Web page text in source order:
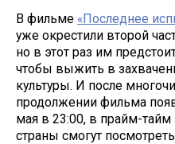
В фильме «Последнее
уже окрестили второй
но в этот раз им
чтобы выжить в
культуры. И после
продолжении фильма
мая в 23:00, в прайм-тайм
страны смогут